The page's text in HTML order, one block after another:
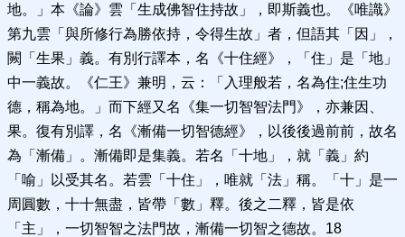
地。」本《論》雲「生成佛智住持故」，即斯義也。《唯識》
第九雲「與所修行為勝依持，令得生故」者，但語其「因」，
闕「生果」義。有別行譯本，名《十住經》，「住」是「地」
中一義故。《仁王》兼明，云：「入理般若，名為住;住生功
德，稱為地。」而下經又名《集一切智智法門》，亦兼因、
果。復有別譯，名《漸備一切智德經》，以後後過前前，故名
為「漸備」。漸備即是集義。若名「十地」，就「義」約
「喻」以受其名。若雲「十住」，唯就「法」稱。「十」是一
周圓數，十十無盡，皆帶「數」釋。後之二釋，皆是依
「主」，一切智智之法門故，漸備一切智之德故。18